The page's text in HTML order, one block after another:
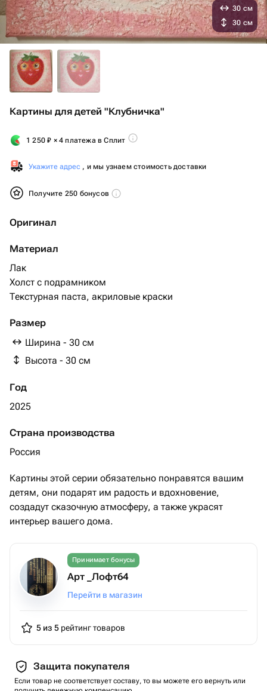
Картины для детей "Клубничка"
1 250₽ × 4 платежа в Сплит
Укажите адрес , и мы узнаем стоимость доставки
Получите 250 бонусов
Оригинал
Материал
Лак
Холст с подрамником
Текстурная паста, акриловые краски
Размер
Ширина - 30 см
Высота - 30 см
Год
2025
Страна производства
Россия
30 см
30 см
Картины этой серии обязательно понравятся вашим
детям, они подарят им радость и вдохновение,
создадут сказочную атмосферу, а также украсят
интерьер вашего дома.
Принимает бонусы
Арт _Лофт64
Перейти в магазин
5 из 5 рейтинг товаров
Защита покупателя
Если товар не соответствует составу, то вы можете его вернуть или